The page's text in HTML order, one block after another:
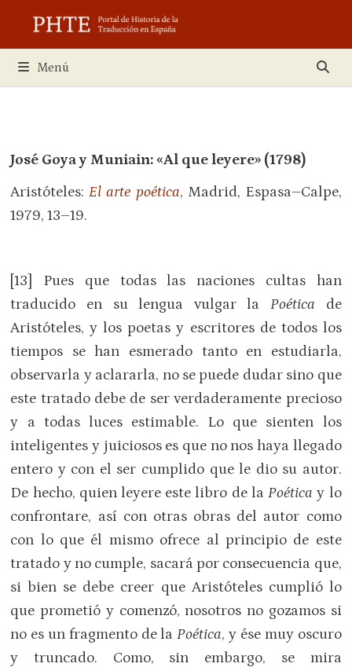
contenido
Menú
José Goya y Muniain:«Al que leyere» (1798)
Aristóteles:El arte poética, Madrid, Espasa–Calpe,
1979, 13–19.
[13] Pues que todas las naciones cultas han
traducido en su lengua vulgar la Poética de
Aristóteles, y los poetas y escritores de todos los
tiempos se han esmerado tanto en estudiarla,
observarla y aclararla, no se puede dudar sino que
este tratado debe de ser verdaderamente precioso
y a todas luces estimable. Lo que sienten los
inteligentes y juiciosos es que no nos haya llegado
entero y con el ser cumplido que le dio su autor.
De hecho, quien leyere este libro de laPoética y lo
confrontare, así con otras obras del autor como
con lo que él mismo ofrece al principio de este
tratado y no cumple, sacará por consecuencia que,
si bien se debe creer que Aristóteles cumplió lo
que prometió y comenzó, nosotros no gozamos si
no es un fragmento de laPoética, y ése muy oscuro
y truncado. Como, sin embargo, se mira